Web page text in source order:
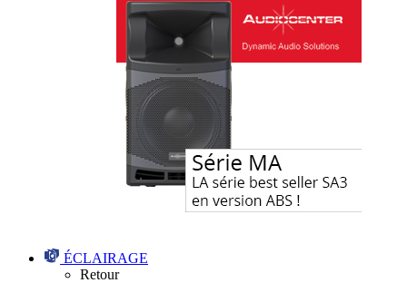
ÉCLAIRAGE
Retour